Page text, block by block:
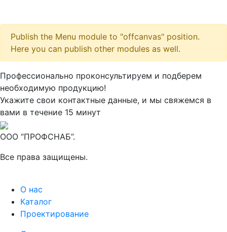
Publish the Menu module to "offcanvas" position.
Here you can publish other modules as well.
М ● консультант ПРОФСНАБ
Профессионально проконсультируем и подберем
необходимую продукцию!
Укажите свои контактные данные, и мы свяжемся в
вами в течение 15 минут
ООО “ПРОФСНАБ”.
Все права защищены.
О нас
Каталог
Проектирование